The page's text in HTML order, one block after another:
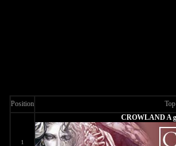
Position
1
CROWLAND A